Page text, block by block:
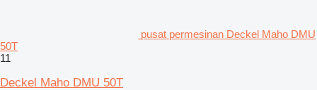
pusat permesinan Deckel Maho DMU
50T
11
Deckel Maho DMU 50T